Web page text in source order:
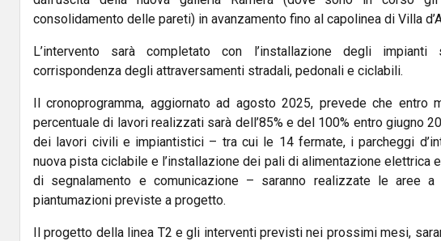
consolidamento delle pareti) in avanzamento fino al capolinea di Villa
L’intervento sarà completato con l’installazione degli impianti
corrispondenza degli attraversamenti stradali, pedonali e ciclabili.
Il cronoprogramma, aggiornato ad agosto 2025, prevede che entro
percentuale di lavori realizzati sarà dell’85% e del 100% entro giugno
dei lavori civili e impiantistici – tra cui le 14 fermate, i parcheggi
nuova pista ciclabile e l’installazione dei pali di alimentazione elettrica
di segnalamento e comunicazione – saranno realizzate le aree
piantumazioni previste a progetto.
Il progetto della linea T2 e gli interventi previsti nei prossimi mesi,